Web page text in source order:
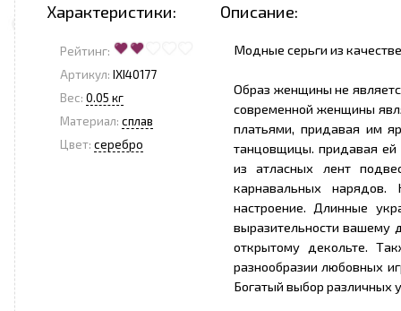
Характеристики: Описание:
Рейтинг:
Артикул: IXI40177
Вес: 0.05 кг
Материал: сплав
Цвет: серебро
Модные серьги из
Образ женщины не
современной женщины
платьями, придавая им
танцовщицы. придавая
из атласных лент
карнавальных
настроение. Длинные
выразительности вашему
открытому декольте.
разнообразии любовных
Богатый выбор различных